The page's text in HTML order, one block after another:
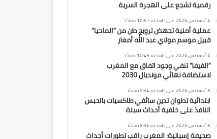
رقمية تشجع على الهجرة السرية
6 أغسطس 2026 على الساعة 10:57 صباحًا
عملية أمنية تجهض ترويج طن من “الماحيا”
قبيل موسم مولاي عبد الله أمغار
6 أغسطس 2026 على الساعة 10:45 صباحًا
“الفيفا” تنفي وجود اتفاق مع المغرب
لاستضافة نهائي مونديال 2030
5 أغسطس 2026 على الساعة 9:34 مساءً
ابتدائية تطوان تدين سائقي طاكسيات بالحبس
النافذ على خلفية أحداث سبتة
5 أغسطس 2026 على الساعة 5:36 مساءً
صحيفة إسبانية: المغرب راقب تطورات أحداث